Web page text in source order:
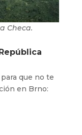
Checa.
que no te
en Brno: